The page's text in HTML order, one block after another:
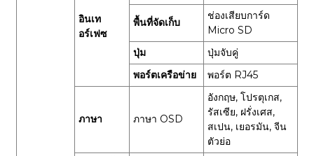
อินเท
อร์เฟซ
พื้นที่จัดเก็บ
ช่องเสียบการ์ด
Micro SD
ปุ่ม
ปุ่มจับคู่
พอร์ตเครือข่าย
พอร์ต RJ45
ภาษา ภาษา OSD
อังกฤษ, โปรตุเกส,
รัสเซีย, ฝรั่งเศส,
สเปน, เยอรมัน, จีน
ตัวย่อ